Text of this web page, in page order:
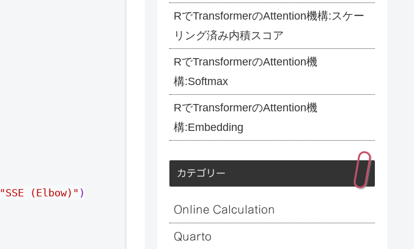
"SSE (Elbow)" )
RでTransformerのAttention機構:スケー
リング済み内積スコア
RでTransformerのAttention機
構:Softmax
RでTransformerのAttention機
構:Embedding
カテゴリー
Online Calculation
Quarto